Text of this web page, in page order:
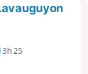
3h 25